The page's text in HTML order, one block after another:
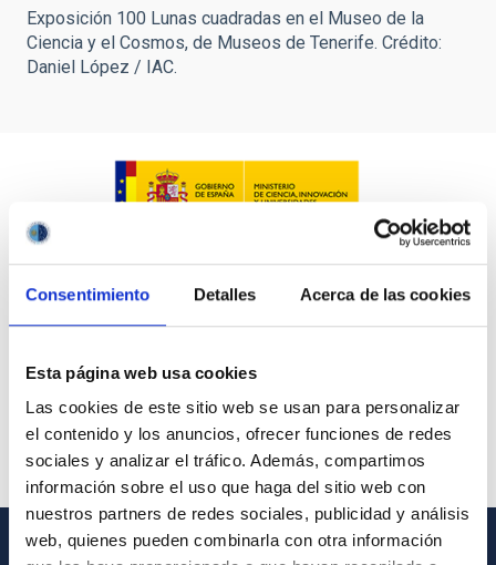
Consentimiento Detalles Acerca de las cookies
Esta página web usa cookies
Las cookies de este sitio web se usan para personalizar
el contenido y los anuncios, ofrecer funciones de redes
sociales y analizar el tráfico. Además, compartimos
información sobre el uso que haga del sitio web con
nuestros partners de redes sociales, publicidad y análisis
web, quienes pueden combinarla con otra información
Exposición 100 Lunas cuadradas en el Museo de la
Ciencia y el Cosmos, de Museos de Tenerife. Crédito:
Daniel López / IAC.